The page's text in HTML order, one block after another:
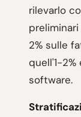
rilevarlo
2% sulle
quell'1-
software.